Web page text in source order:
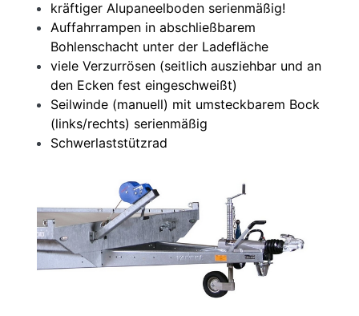
kräftiger Alupaneelboden serienmäßig!
Auffahrrampen in abschließbarem
Bohlenschacht unter der Ladefläche
viele Verzurrösen (seitlich ausziehbar und an
den Ecken fest eingeschweißt)
Seilwinde (manuell) mit umsteckbarem Bock
(links/rechts) serienmäßig
Schwerlaststützrad